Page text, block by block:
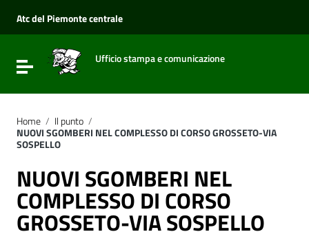
Vai al menu di navigazione
Vai al footer
Atc del Piemonte centrale
Attiva / disattiva la navigazione
Ufficio stampa e comunicazione
Home / Il punto /
NUOVI SGOMBERI NEL COMPLESSO DI CORSO GROSSETO-VIA
SOSPELLO
NUOVI SGOMBERI NEL
COMPLESSO DI CORSO
GROSSETO-VIA SOSPELLO